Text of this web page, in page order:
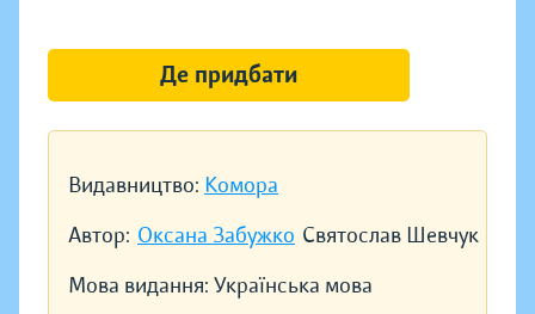
Видавництво: Комора
Автор: Оксана Забужко Святослав Шевчук
Мова видання: Українська мова
Де придбати